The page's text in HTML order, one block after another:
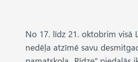
No 17. līdz 21. oktobrim visā
nedēļa atzīmē savu